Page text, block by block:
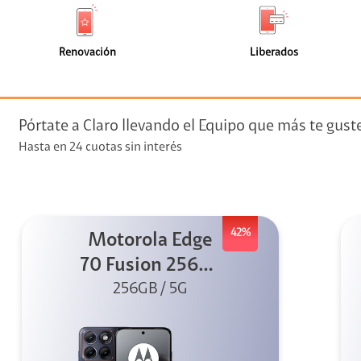
+ Telefonía
streaming
de
faceta
Renovación
(0)
faceta
Liberados
Pórtate a Claro llevando el Equipo que más te
Hasta en 24 cuotas sin interés
42%
Motorola Edge
70 Fusion 256GB
Azul
256GB / 5G